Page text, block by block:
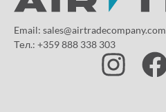
Email: sales@airtradecompany.com
Тел.: +359 888 338 303